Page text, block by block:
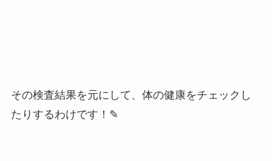
その検査結果を元にして、体の健康をチェックし
たりするわけです！✎